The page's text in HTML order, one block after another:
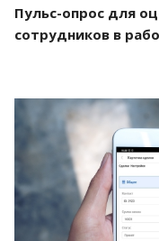
Пульс-опрос для
сотрудников в